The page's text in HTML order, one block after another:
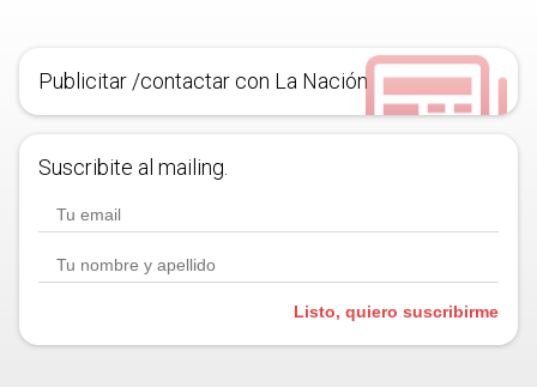
Publicitar /contactar con La Nación
Suscribite al mailing.
Listo, quiero suscribirme